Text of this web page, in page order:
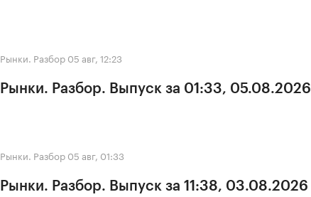
Рынки. Разбор 05 авг, 12:23
Рынки. Разбор. Выпуск за 01:33, 05.08.2026
Рынки. Разбор 05 авг, 01:33
Рынки. Разбор. Выпуск за 11:38, 03.08.2026